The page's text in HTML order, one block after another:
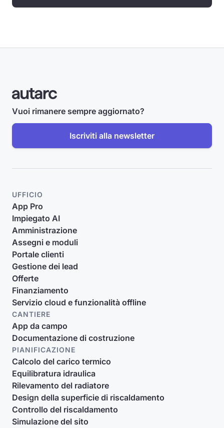
Vuoi rimanere sempre aggiornato?
Iscriviti alla newsletter
UFFICIO
App Pro
Impiegato AI
Amministrazione
Assegni e moduli
Portale clienti
Gestione dei lead
Offerte
Finanziamento
Servizio cloud e funzionalità offline
CANTIERE
App da campo
Documentazione di costruzione
PIANIFICAZIONE
Calcolo del carico termico
Equilibratura idraulica
Rilevamento del radiatore
Design della superficie di riscaldamento
Controllo del riscaldamento
Simulazione del sito